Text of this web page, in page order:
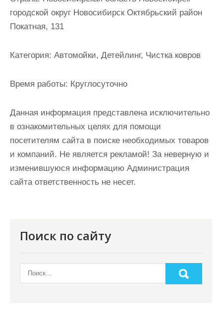
городской округ Новосибирск Октябрьский район
Покатная, 131
Категория: Автомойки, Детейлинг, Чистка ковров
Время работы: Круглосуточно
Данная информация представлена исключительно
в ознакомительных целях для помощи
посетителям сайта в поиске необходимых товаров
и компаний. Не является рекламой! За неверную и
изменившуюся информацию Администрация
сайта ответственность не несет.
Поиск по сайту